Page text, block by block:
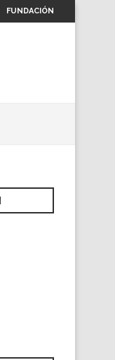
FUNDACIÓN